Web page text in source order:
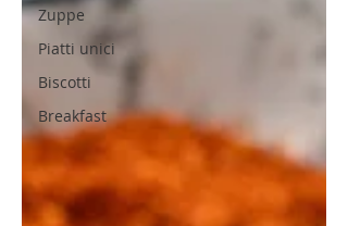
Zuppe
Piatti unici
Biscotti
Breakfast